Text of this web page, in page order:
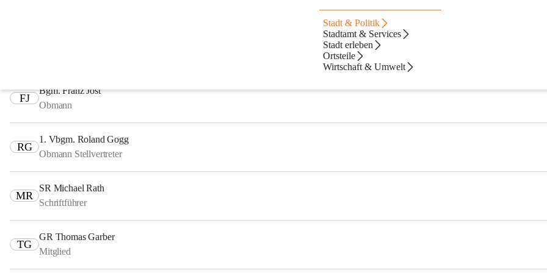
Stadt & Politik
Stadtamt & Services
Stadt erleben
Ortsteile
Wirtschaft & Umwelt
FJ
Bgm. Franz Jost
Obmann
RG
1. Vbgm. Roland Gogg
Obmann Stellvertreter
MR
SR Michael Rath
Schriftführer
TG
GR Thomas Garber
Mitglied